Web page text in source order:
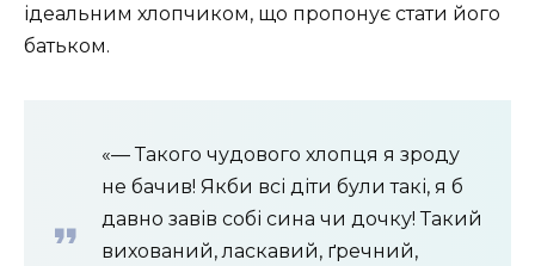
ідеальним хлопчиком, що пропонує стати його
батьком.
«— Такого чудового хлопця я зроду
не бачив! Якби всі діти були такі, я б
давно завів собі сина чи дочку! Такий
вихований, ласкавий, ґречний,